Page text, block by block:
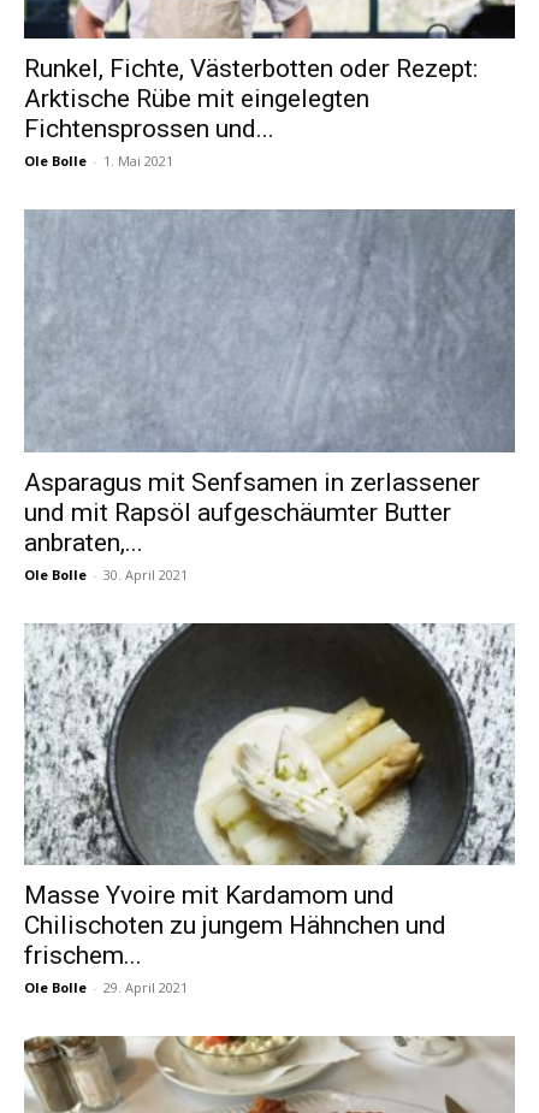
Runkel, Fichte, Västerbotten oder Rezept:
Arktische Rübe mit eingelegten
Fichtensprossen und...
Ole Bolle - 1. Mai 2021
Asparagus mit Senfsamen in zerlassener
und mit Rapsöl aufgeschäumter Butter
anbraten,...
Ole Bolle - 30. April 2021
Masse Yvoire mit Kardamom und
Chilischoten zu jungem Hähnchen und
frischem...
Ole Bolle - 29. April 2021